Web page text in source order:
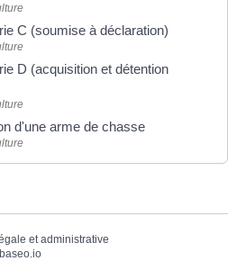
C (soumise à déclaration)
D (acquisition et détention
d'une arme de chasse
et administrative
baseo.io